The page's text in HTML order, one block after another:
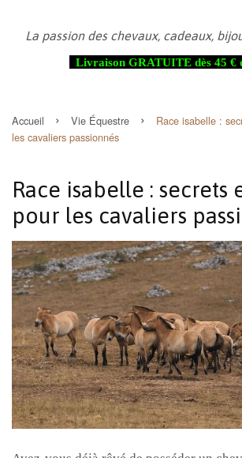
La passion des chevaux, cadeaux,
Livraison GRATUITE dès 45 €
Accueil › Vie Équestre ›
Race isabelle :
les cavaliers passionnés
Race isabelle : secrets
pour les cavaliers